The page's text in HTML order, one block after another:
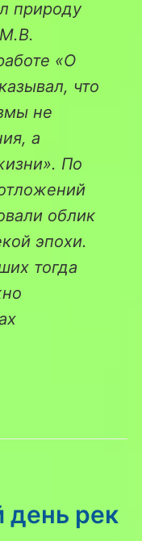
природу
«О
что
не
а
По
облик
эпохи.
тогда
рек